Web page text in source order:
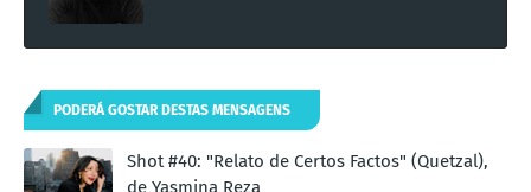
PODERÁ GOSTAR DESTAS MENSAGENS
Shot #40: "Relato de Certos Factos" (Quetzal),
de Yasmina Reza